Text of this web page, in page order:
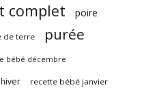
complet
poire
de terre purée
bébé décembre
recette bébé janvier